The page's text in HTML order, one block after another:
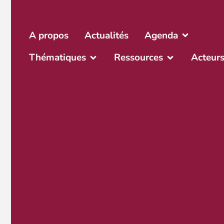
A propos Actualités
Agenda
Thématiques
Ressources Acteurs